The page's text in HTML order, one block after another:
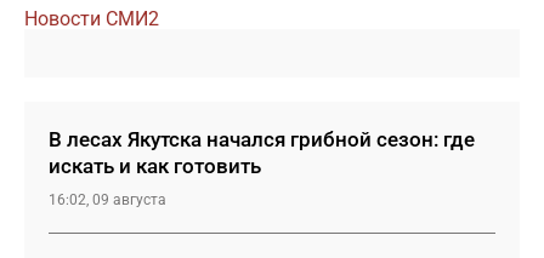
Новости СМИ2
В лесах Якутска начался грибной сезон: где
искать и как готовить
16:02, 09 августа